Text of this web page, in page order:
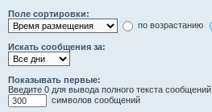
Поле сортировки:
по возрастанию
Искать сообщения за:
Показывать первые:
Введите 0 для вывода полного текста сообщений.
символов сообщений